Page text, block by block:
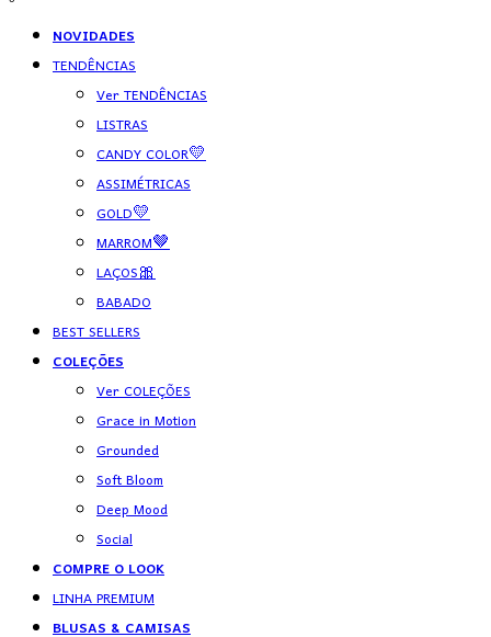
NOVIDADES
TENDÊNCIAS
Ver TENDÊNCIAS
LISTRAS
CANDY COLOR💛
ASSIMÉTRICAS
GOLD💛
MARROM🤎
LAÇOS🎀
BABADO
BEST SELLERS
COLEÇÕES
Ver COLEÇÕES
Grace in Motion
Grounded
Soft Bloom
Deep Mood
Social
COMPRE O LOOK
LINHA PREMIUM
BLUSAS & CAMISAS